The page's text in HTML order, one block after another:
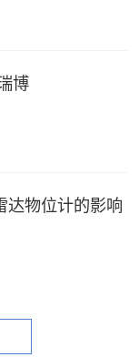
博
达物位计的影响